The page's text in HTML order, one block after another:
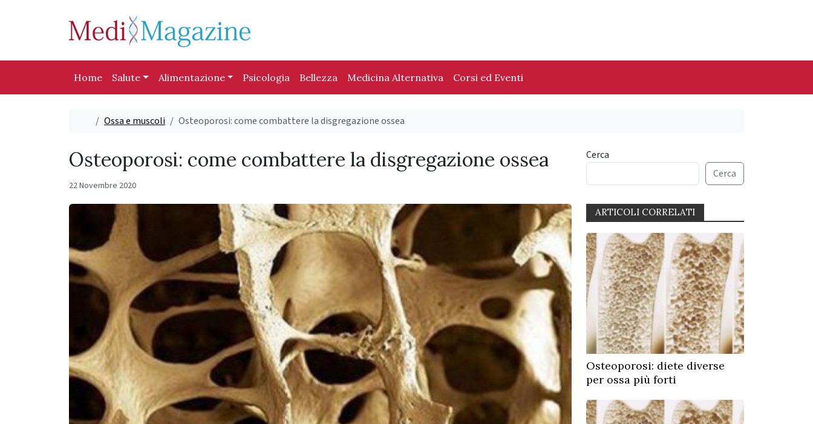
Home Salute Alimentazione Psicologia Bellezza Medicina Alternativa Corsi ed Eventi
Home
Ossa e muscoli Osteoporosi: come combattere la disgregazione ossea
Osteoporosi: come combattere la disgregazione ossea
22 Novembre 2020
Cerca
Cerca
ARTICOLI CORRELATI
Osteoporosi: diete diverse
per ossa più forti